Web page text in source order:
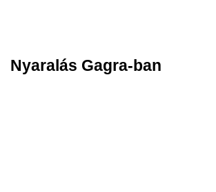
Nyaralás Gagra-ban